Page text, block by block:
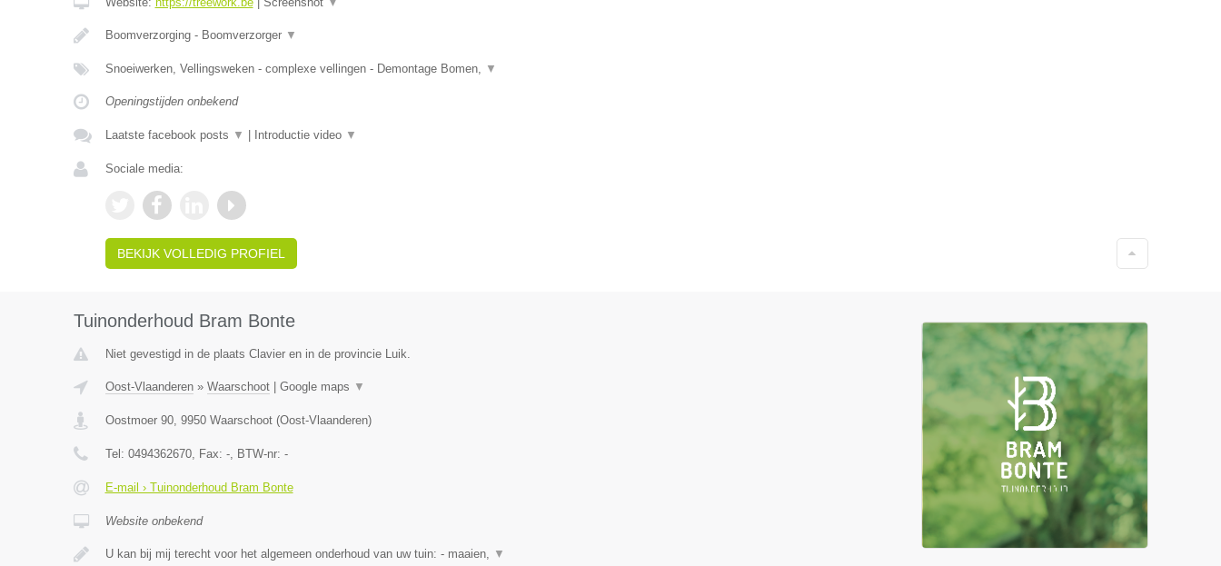
Boomverzorging - Boomverzorger ▼
Snoeiwerken, Vellingsweken - complexe vellingen - Demontage Bomen, ▼
Openingstijden onbekend
Laatste facebook posts ▼ Introductie video ▼
Sociale media:
BEKIJK VOLLEDIG PROFIEL
Tuinonderhoud Bram Bonte
Niet gevestigd in de plaats Clavier en in de provincie Luik.
Oost-Vlaanderen» Waarschoot| Google maps ▼
Oostmoer 90, 9950 Waarschoot(Oost-Vlaanderen)
Tel: 0494362670, Fax: -, BTW-nr: -
E-mail › Tuinonderhoud Bram Bonte
Website onbekend
U kan bij mij terecht voor het algemeen onderhoud van uw tuin: - maaien, ▼